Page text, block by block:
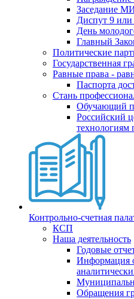
Заседание
Диспут 9 или
День
Главный
Политические
Государственная
Равные права -
Паспорта
Стань
Обучающий
Российский
Контрольно-счетная
КСП
Наша деятельность
Годовые
Информация
Обращения